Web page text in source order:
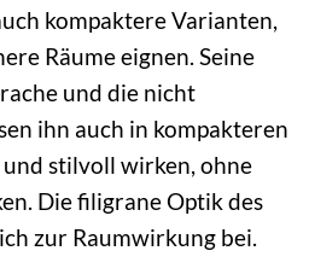
kompaktere Varianten,
Räume eignen. Seine
und die nicht
ihn auch in kompakteren
stilvoll wirken, ohne
Die filigrane Optik des
zur Raumwirkung bei.